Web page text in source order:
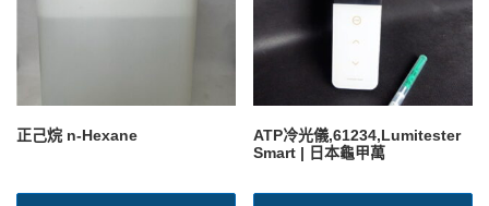
正己烷 n-Hexane
ATP冷光儀,61234,Lumitester
Smart | 日本龜甲萬